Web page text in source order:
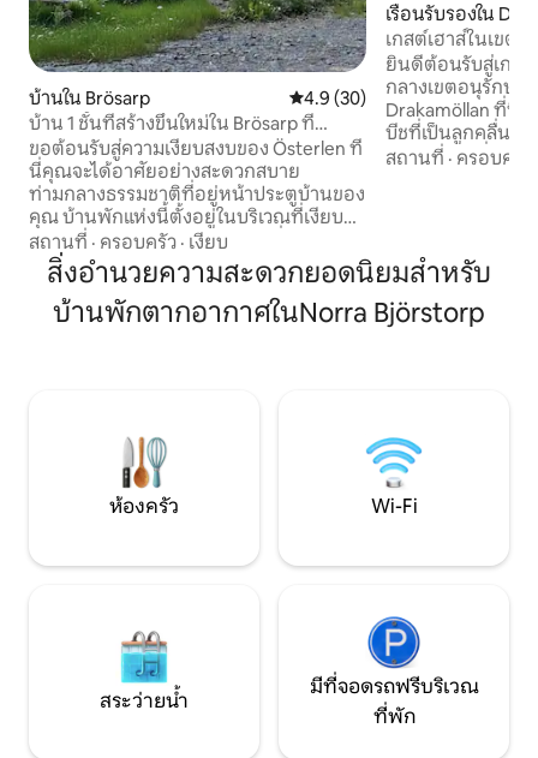
บ้านใน Brösarp คะแนนเฉลี่ย 4.9 จาก 5, 30 รีวิว
4.9 (30)
บ้าน 1 ชั้นที่สร้างขึ้นใหม่ใน Brösarp ที่
สวยงาม
ขอต้อนรับสู่ความเงียบสงบของ Österlen ที่
นี่คุณจะได้อาศัยอย่างสะดวกสบาย
ท่ามกลางธรรมชาติที่อยู่หน้าประตูบ้านของ
คุณ บ้านพักแห่งนี้ตั้งอยู่ในบริเวณที่เงียบ
สงบและมีเขตอนุรักษ์ธรรมชาติที่สวยงาม
เป็นเพื่อนบ้านที่ใกล้ที่สุด คุณจะไปถึงเบร
เซียร์ปพร้อมร้าน ICA ร้านกาแฟ ร้านขายยา
และปั๊มน้ำมัน (มีสถานีชาร์จ) ได้ในเวลาเพียง
5 นาที เดินทางไปทะเลได้ภายใน 10–15 นาที
เกี่ยวกับที่พักได้ที่ใต้คำอธิบายที่พัก
สถานที่ · ครอบครัว · เงียบ
เรือนรับรองใน
เกสต์เฮาส์ในเขต
Drakamöllan
ยินดีต้อนรับสู่เกสต์
กลางเขตอนุรักษ์ธ
Drakamöllan ที่นี่
บีชที่เป็นลูกคลื่นแ
พืชและสัตว์ที่มีเอ
หาดทรายสีขาวรา
ร้านกาแฟ วัฒนธร
สถานที่ · ครอบครัว
สิ่งอำนวยความสะดวกยอดนิยมสำหรับ
บ้านพักตากอากาศในNorra Björstorp
ห้องครัว Wi-Fi
สระว่ายน้ำ
มีที่จอดรถฟรีบริเวณ
ที่พัก